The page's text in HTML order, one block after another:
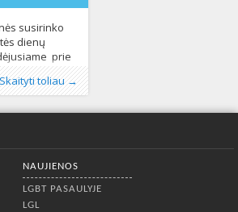
susirinko
dienų
prie
muzikai
, autobusas
Autobuso
penkiolika
išskleisti
Skaityti toliau →
,
517
,Transfobija,
NAUJIENOS
LGBT PASAULYJE
LGL